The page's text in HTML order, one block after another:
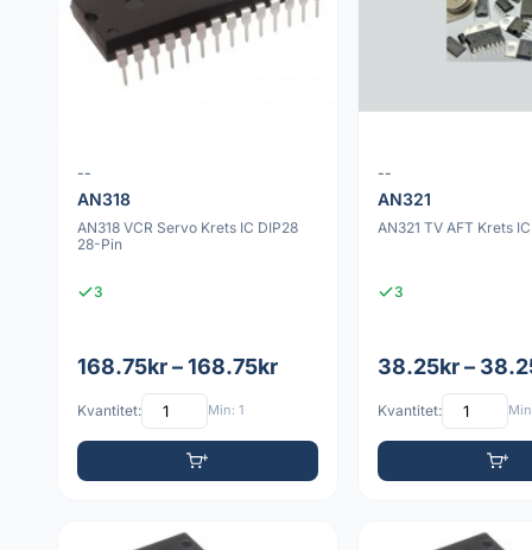
--
AN318
AN318 VCR Servo Krets IC DIP28
28-Pin
3
168.75kr – 168.75kr
Kvantitet: Min: 1
--
AN321
AN321 TV AFT Krets
3
38.25kr –
Kvantitet: